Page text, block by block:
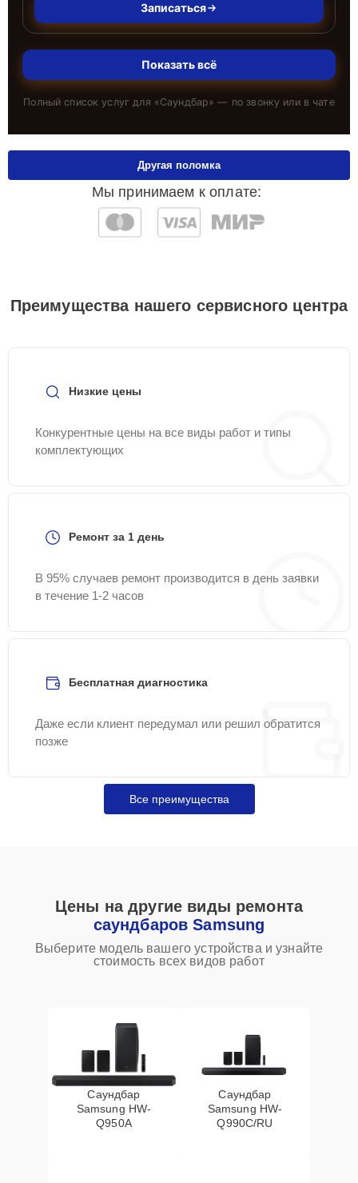
Записаться
Показать всё
Полный список услуг для «Саундбар» — по звонку или в чате
Мы принимаем к оплате:
Другая поломка
Преимущества нашего сервисного центра
Низкие цены
Конкурентные цены на все виды работ и типы
комплектующих
Ремонт за 1 день
В 95% случаев ремонт производится в день заявки
в течение 1-2 часов
Бесплатная диагностика
Даже если клиент передумал или решил обратится
позже
Все преимущества
Цены на другие виды ремонта
саундбаров Samsung
Выберите модель вашего устройства и узнайте
стоимость всех видов работ
Саундбар
Samsung HW-
Q950A
Саундбар
Samsung HW-
Q990C/RU